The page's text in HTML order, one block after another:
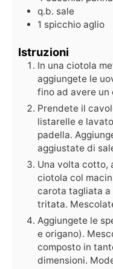
q.b. sale
1 spicchio aglio
Istruzioni
In una ciotola
aggiungete le
fino ad avere un
Prendete il
listarelle e
padella.
aggiustate di
Una volta cotto,
ciotola col
carota tagliata
tritata.
Aggiungete le
e origano).
composto in
dimensioni.